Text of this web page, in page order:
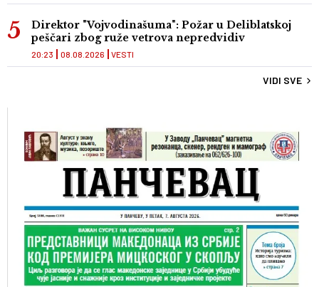
Direktor "Vojvodinašuma": Požar u Deliblatskoj
peščari zbog ruže vetrova nepredvidiv
VESTI
20:23 08.08.2026
VIDI SVE